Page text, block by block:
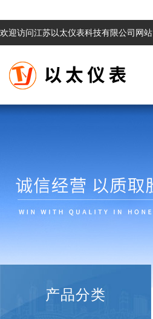
欢迎访问江苏以太仪表科技有限公司网站
产品分类